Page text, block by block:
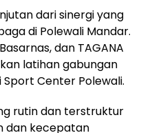
dari sinergi yang
di Polewali Mandar.
dan TAGANA
latihan gabungan
Center Polewali.
rutin dan terstruktur
dan kecepatan